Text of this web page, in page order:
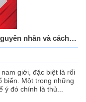
Rối loạn cương dương do thủ dâm: Nguyên nhân và cách phòng ngừa
giới, đặc biệt là rối
biến. Một trong những
ý đó chính là thủ...